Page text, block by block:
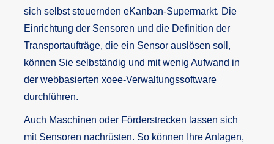
sich selbst steuernden eKanban-Supermarkt. Die
Einrichtung der Sensoren und die Definition der
Transportaufträge, die ein Sensor auslösen soll,
können Sie selbständig und mit wenig Aufwand in
der webbasierten xoee-Verwaltungssoftware
durchführen.
Auch Maschinen oder Förderstrecken lassen sich
mit Sensoren nachrüsten. So können Ihre Anlagen,